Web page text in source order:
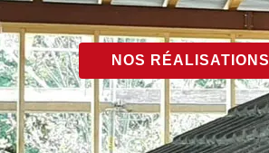
NOS RÉALISATIONS